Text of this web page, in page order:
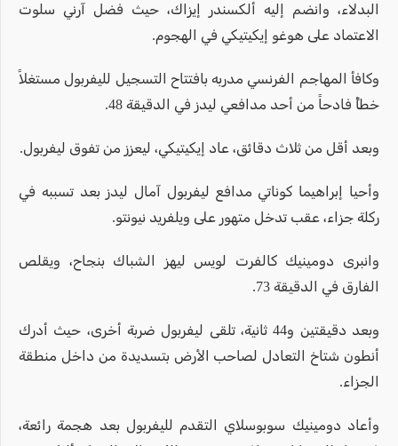
البدلاء، وانضم إليه ألكسندر إيزاك، حيث فضل آرني سلوت
الاعتماد على هوغو إيكيتيكي في الهجوم.
وكافأ المهاجم الفرنسي مدربه بافتتاح التسجيل لليفربول مستغلاً
خطأً فادحاً من أحد مدافعي ليدز في الدقيقة 48.
وبعد أقل من ثلاث دقائق، عاد إيكيتيكي، ليعزز من تفوق ليفربول.
وأحيا إبراهيما كوناتي مدافع ليفربول آمال ليدز بعد تسببه في
ركلة جزاء، عقب تدخل متهور على ويلفريد نيونتو.
وانبرى دومينيك كالفرت لويس ليهز الشباك بنجاح، ويقلص
الفارق في الدقيقة 73.
وبعد دقيقتين و44 ثانية، تلقى ليفربول ضربة أخرى، حيث أدرك
أنطون شتاخ التعادل لصاحب الأرض بتسديدة من داخل منطقة
الجزاء.
وأعاد دومينيك سوبوسلاي التقدم لليفربول بعد هجمة رائعة،